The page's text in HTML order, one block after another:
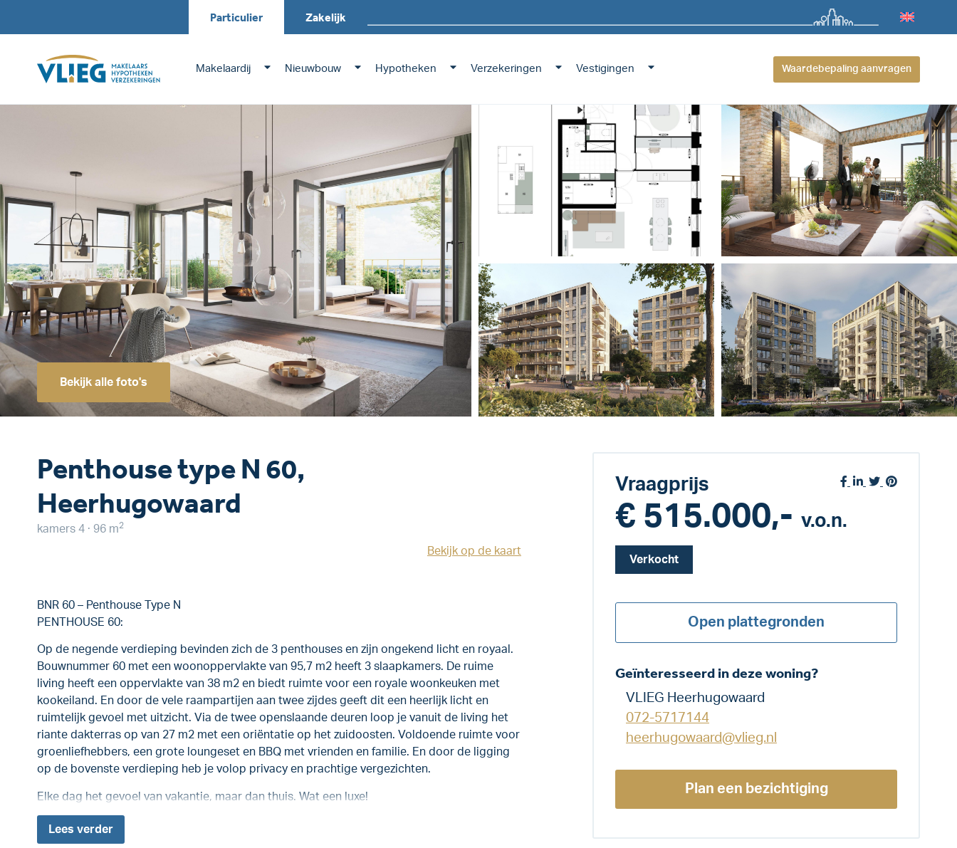
Particulier Zakelijk
Makelaardij Nieuwbouw Hypotheken Verzekeringen Vestigingen Waardebepaling aanvragen
Bekijk alle foto's
Penthouse type N 60,
Heerhugowaard
kamers 4 · 96 m2
Bekijk op de kaart
BNR 60 – Penthouse Type N
PENTHOUSE 60:
Op de negende verdieping bevinden zich de 3 penthouses en zijn ongekend licht en royaal.
Bouwnummer 60 met een woonoppervlakte van 95,7 m2 heeft 3 slaapkamers. De ruime
living heeft een oppervlakte van 38 m2 en biedt ruimte voor een royale woonkeuken met
kookeiland. En door de vele raampartijen aan twee zijdes geeft dit een heerlijk licht en
ruimtelijk gevoel met uitzicht. Via de twee openslaande deuren loop je vanuit de living het
riante dakterras op van 27 m2 met een oriëntatie op het zuidoosten. Voldoende ruimte voor
groenliefhebbers, een grote loungeset en BBQ met vrienden en familie. En door de ligging
op de bovenste verdieping heb je volop privacy en prachtige vergezichten.
Elke dag het gevoel van vakantie, maar dan thuis. Wat een luxe!
Lees verder
Vraagprijs
€ 515.000,- v.o.n.
Verkocht
Open plattegronden
Geïnteresseerd in deze woning?
VLIEG Heerhugowaard
072-5717144
heerhugowaard@vlieg.nl
Plan een bezichtiging